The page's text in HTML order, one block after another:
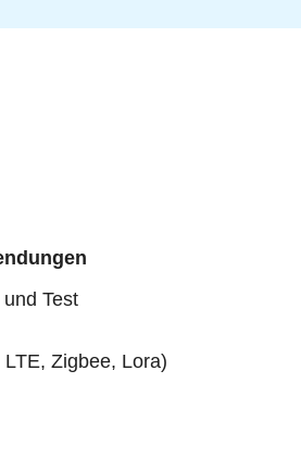
Test
Zigbee, Lora)